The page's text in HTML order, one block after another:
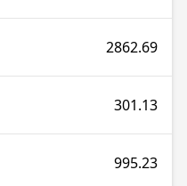
2862.69
301.13
995.23